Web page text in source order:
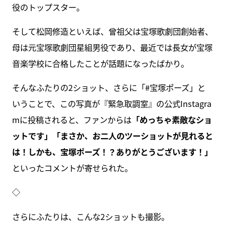
役のトップスター。
そして松岡修造といえば、曾祖父は宝塚歌劇団創始者、
母は元宝塚歌劇団星組男役であり、最近では長女が宝塚
音楽学校に合格したことが話題になったばかり。
そんなふたりの2ショット、さらに「#宝塚ポーズ」と
いうことで、この写真が『緊急取調室』の公式Instagra
mに投稿されると、ファンからは「めっちゃ素敵なショ
ットです」「まさか、お二人のツーショットが見れると
は！しかも、宝塚ポーズ！？ありがとうございます！」
といったコメントが寄せられた。
◇
さらにふたりは、こんな2ショットも撮影。